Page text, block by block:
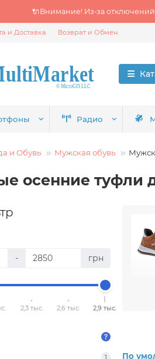
🔌Внимание! Из‑за
и Доставка Возврат и Обмен
Радио
и Обувь Мужская обувь
осенние туфли
- грн
2,3 тыс. 2,6 тыс. 2,9 тыс.
1
из
По